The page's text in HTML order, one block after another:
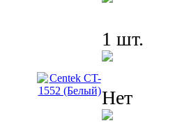
1 шт.
Нет